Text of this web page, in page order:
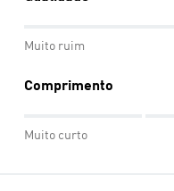
Muito ruim
Comprimento
Muito curto